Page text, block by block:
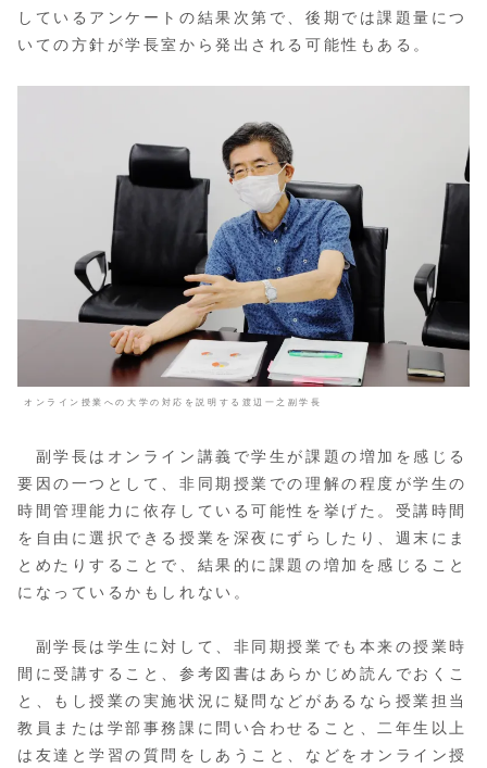
しているアンケートの結果次第で、後期では課題量につ
いての方針が学長室から発出される可能性もある。
オンライン授業への大学の対応を説明する渡辺一之副学長
副学長はオンライン講義で学生が課題の増加を感じる
要因の一つとして、非同期授業での理解の程度が学生の
時間管理能力に依存している可能性を挙げた。受講時間
を自由に選択できる授業を深夜にずらしたり、週末にま
とめたりすることで、結果的に課題の増加を感じること
になっているかもしれない。
副学長は学生に対して、非同期授業でも本来の授業時
間に受講すること、参考図書はあらかじめ読んでおくこ
と、もし授業の実施状況に疑問などがあるなら授業担当
教員または学部事務課に問い合わせること、二年生以上
は友達と学習の質問をしあうこと、などをオンライン授